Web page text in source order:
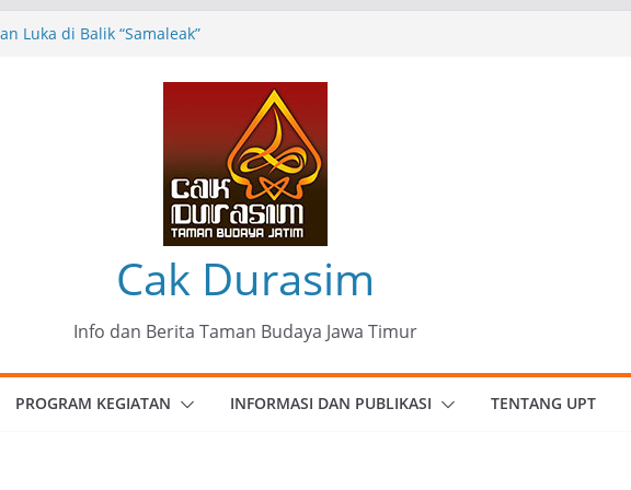
Luka di Balik “Samaleak”
Ungkapan Kritis Tentang Derita
Patria Seni Rupa Kota Blitar :
Menjadi Mantra Perlawanan
Cak Durasim
Info dan Berita Taman Budaya Jawa Timur
PROGRAM KEGIATAN INFORMASI DAN PUBLIKASI TENTANG UPT